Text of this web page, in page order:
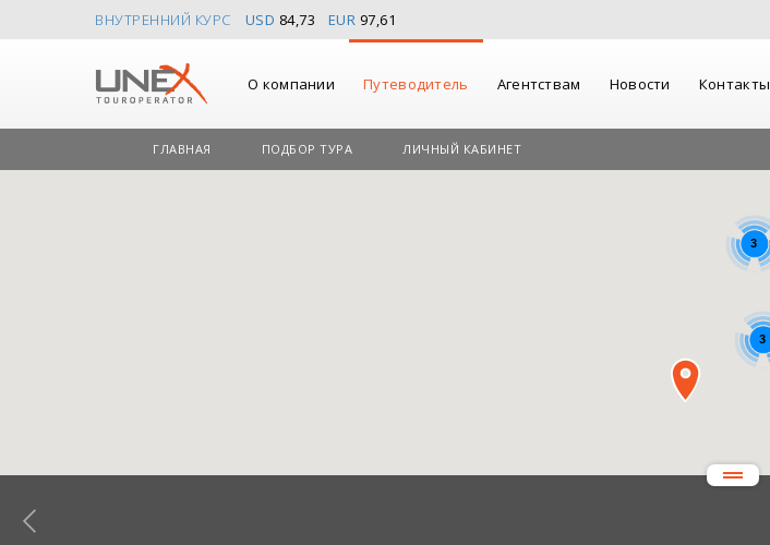
ВНУТРЕННИЙ КУРС USD 84,73 EUR 97,61
О компании Путеводитель Агентствам Новости Контакты
ГЛАВНАЯ ПОДБОР ТУРА ЛИЧНЫЙ КАБИНЕТ
3
3